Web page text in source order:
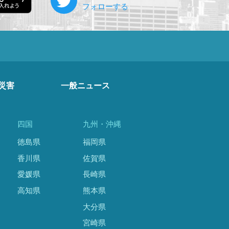
害 一般ニュース
四国
徳島県
香川県
愛媛県
高知県
九州・沖縄
福岡県
佐賀県
長崎県
熊本県
大分県
宮崎県